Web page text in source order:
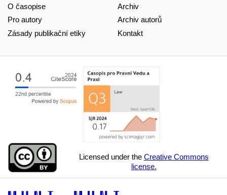
O časopise
Pro autory
Zásady publikační etiky
Archiv
Archiv autorů
Kontakt
Licensed under the Creative Commons
license.